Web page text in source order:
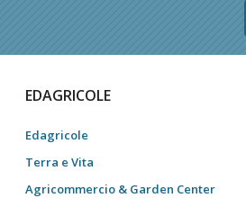
EDAGRICOLE
Edagricole
Terra e Vita
Agricommercio & Garden Center